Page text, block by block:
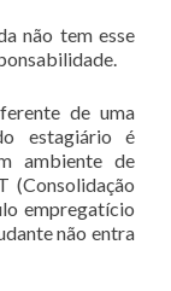
não tem esse
de uma
estagiário é
ambiente de
(Consolidação
empregatício
não entra